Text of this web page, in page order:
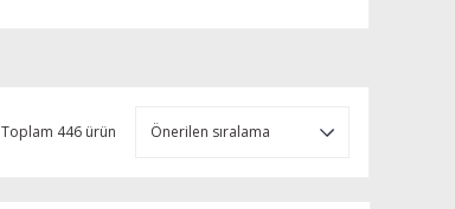
Toplam 446 ürün